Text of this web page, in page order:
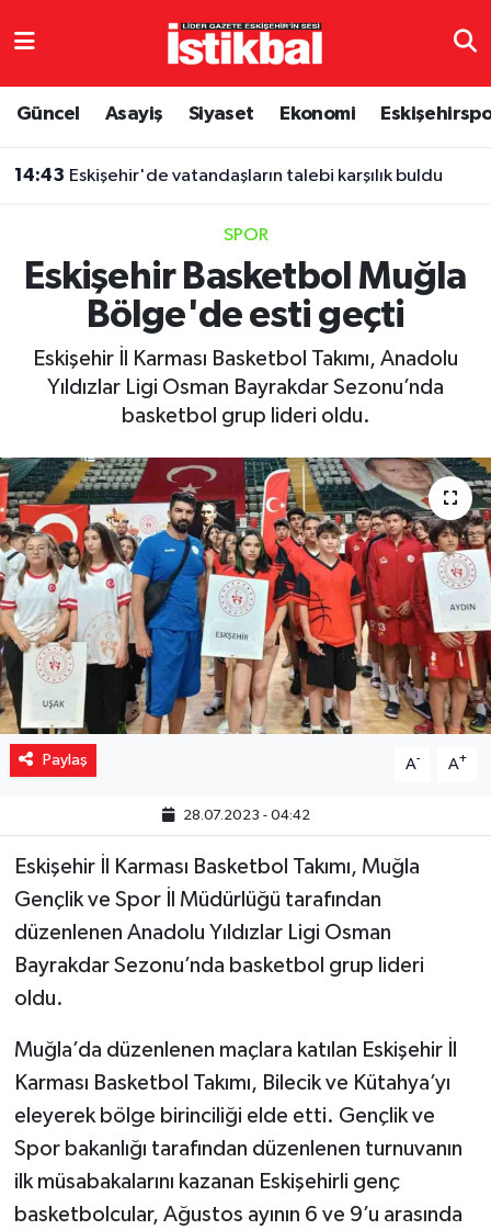
Güncel Asayiş Siyaset Ekonomi
14:43 Eskişehir'de vatandaşların talebi karşılık buldu
SPOR
Eskişehir Basketbol Muğla
Bölge'de esti geçti
Eskişehir İl Karması Basketbol Takımı, Anadolu
Yıldızlar Ligi Osman Bayrakdar Sezonu’nda
basketbol grup lideri oldu.
Paylaş A- A+
28.07.2023 - 04:42
Eskişehir İl Karması Basketbol Takımı, Muğla
Gençlik ve Spor İl Müdürlüğü tarafından
düzenlenen Anadolu Yıldızlar Ligi Osman
Bayrakdar Sezonu’nda basketbol grup lideri
oldu.
Muğla’da düzenlenen maçlara katılan Eskişehir İl
Karması Basketbol Takımı, Bilecik ve Kütahya’yı
eleyerek bölge birinciliği elde etti. Gençlik ve
Spor bakanlığı tarafından düzenlenen turnuvanın
ilk müsabakalarını kazanan Eskişehirli genç
basketbolcular, Ağustos ayının 6 ve 9’u arasında
Eskişehirspor
Spor
Eğitim
Ekonomi
Sağlık
Yaşam
Resmi ilanlar
Eskişehir Nöbetçi Eczaneler
TFF 3.Lig 4.Grup Puan Durumu ve Fikstür
Tüm Manşetler
Son Dakika Haberleri
Haber Arşivi